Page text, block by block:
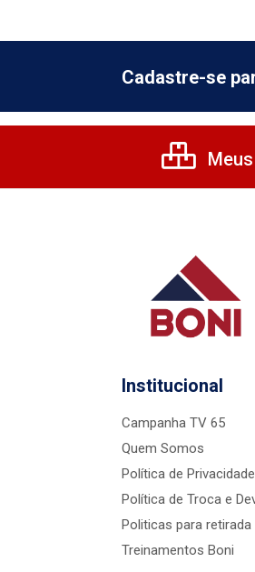
Cadastre-se
Institucional
Campanha TV 65
Quem Somos
Política de Privacidade
Política de Troca e
Politicas para
Treinamentos Boni